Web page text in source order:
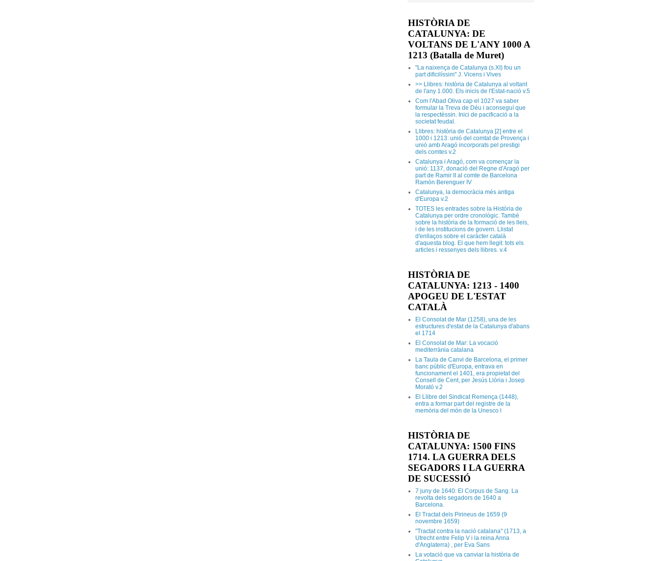
HISTÒRIA DE
CATALUNYA: DE
VOLTANS DE L'ANY 1000 A
1213 (Batalla de Muret)
"La naixença de Catalunya (s.XI) fou un
part dificilíssim" J. Vicens i Vives
>> Llibres: història de Catalunya al voltant
de l'any 1.000. Els inicis de l'Estat-nació v.5
Com l'Abad Oliva cap el 1027 va saber
formular la Treva de Déu i aconseguí que
la respectèssin. Inici de pacificació a la
societat feudal.
Llibres: història de Catalunya [2] entre el
1000 i 1213: unió del comtat de Provença i
unió amb Aragó incorporats pel prestigi
dels comtes v.2
Catalunya i Aragó, com va començar la
unió: 1137, donació del Regne d'Aragó per
part de Ramir II al comte de Barcelona
Ramón Berenguer IV
Catalunya, la democràcia més antiga
d'Europa v.2
TOTES les entrades sobre la Història de
Catalunya per ordre cronològic. També
sobre la història de la formació de les lleis,
i de les institucions de govern. Llistat
d'enllaços sobre el caràcter català
d'aquesta blog. El que hem llegit: tots els
articles i ressenyes dels llibres. v.4
HISTÒRIA DE
CATALUNYA: 1213 - 1400
APOGEU DE L'ESTAT
CATALÀ
El Consolat de Mar (1258), una de les
estructures d'estat de la Catalunya d'abans
el 1714
El Consolat de Mar: La vocació
mediterrània catalana
La Taula de Canvi de Barcelona, el primer
banc públic d'Europa, entrava en
funcionament el 1401, era propietat del
Consell de Cent, per Jesús Llòria i Josep
Morató v.2
El Llibre del Sindicat Remença (1448),
entra a formar part del registre de la
memòria del món de la Unesco l
HISTÒRIA DE
CATALUNYA: 1500 FINS
1714. LA GUERRA DELS
SEGADORS I LA GUERRA
DE SUCESSIÓ
7 juny de 1640: El Corpus de Sang. La
revolta dels segadors de 1640 a
Barcelona.
El Tractat dels Pirineus de 1659 (9
novembre 1659)
"Tractat contra la nació catalana" (1713, a
Utrecht entre Felip V i la reina Anna
d'Anglaterra) , per Eva Sans
La votació que va canviar la història de